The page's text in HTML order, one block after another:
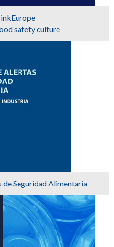
safety culture
de Seguridad Alimentaria